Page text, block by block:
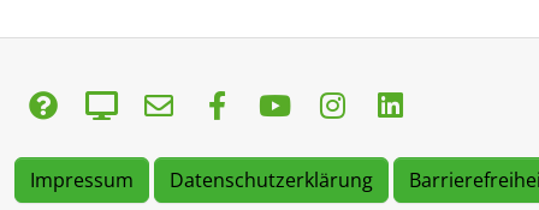
Impressum Datenschutzerklärung